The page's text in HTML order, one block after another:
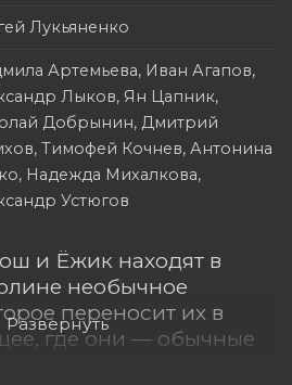
Лукьяненко
Артемьева, Иван Агапов,
Лыков, Ян Цапник,
Добрынин, Дмитрий
Тимофей Кочнев, Антонина
Надежда Михалкова,
Устюгов
и Ёжик находят в
необычное
переносит их в
где они — обычные